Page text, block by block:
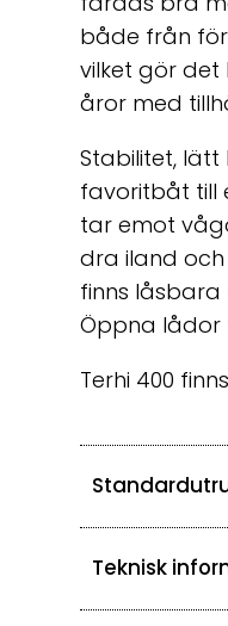
både från
vilket gör
åror med
Stabilitet,
favoritbåt till
tar emot
dra iland
finns låsbara
Öppna lådor
Terhi 400
Teknisk